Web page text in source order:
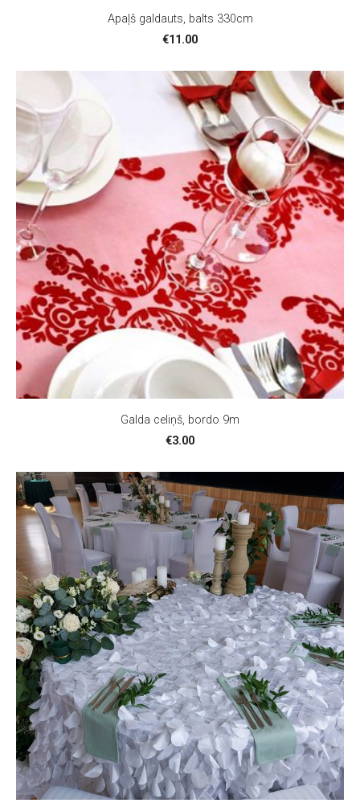
Apaļš galdauts, balts 330cm
€11.00
Galda celiņš, bordo 9m
€3.00